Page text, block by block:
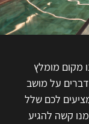
מקום מומלץ
על מושב
לכם שלל
קשה להגיע